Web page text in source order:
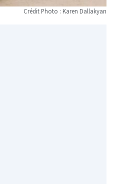
Crédit Photo : Karen Dallakyan